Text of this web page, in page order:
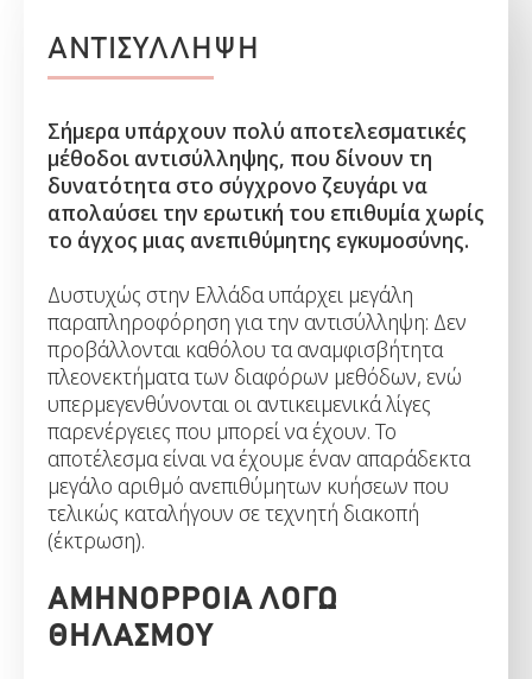
ΑΝΤΙΣΥΛΛΗΨΗ
Σήμερα υπάρχουν πολύ αποτελεσματικές
μέθοδοι αντισύλληψης, που δίνουν τη
δυνατότητα στο σύγχρονο ζευγάρι να
απολαύσει την ερωτική του επιθυμία χωρίς
το άγχος μιας ανεπιθύμητης εγκυμοσύνης.
Δυστυχώς στην Ελλάδα υπάρχει μεγάλη
παραπληροφόρηση για την αντισύλληψη: Δεν
προβάλλονται καθόλου τα αναμφισβήτητα
πλεονεκτήματα των διαφόρων μεθόδων, ενώ
υπερμεγενθύνονται οι αντικειμενικά λίγες
παρενέργειες που μπορεί να έχουν. Το
αποτέλεσμα είναι να έχουμε έναν απαράδεκτα
μεγάλο αριθμό ανεπιθύμητων κυήσεων που
τελικώς καταλήγουν σε τεχνητή διακοπή
(έκτρωση).
ΑΜΗΝΟΡΡΟΙΑ ΛΟΓΩ
ΘΗΛΑΣΜΟΥ